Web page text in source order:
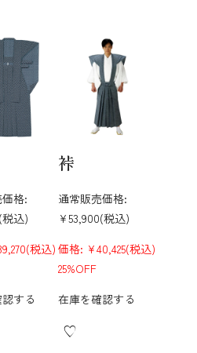
格:
(税込)
(税込)
する
裃
通常販売価格:
¥53,900(税込)
価格: ¥40,425(税込)
25%OFF
在庫を確認する